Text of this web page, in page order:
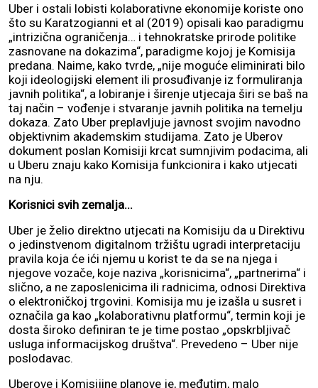
Uber i ostali lobisti kolaborativne ekonomije koriste ono
što su Karatzogianni et al (2019) opisali kao paradigmu
„intrizična ograničenja… i tehnokratske prirode politike
zasnovane na dokazima“, paradigme kojoj je Komisija
predana. Naime, kako tvrde, „nije moguće eliminirati bilo
koji ideologijski element ili prosuđivanje iz formuliranja
javnih politika“, a lobiranje i širenje utjecaja širi se baš na
taj način – vođenje i stvaranje javnih politika na temelju
dokaza. Zato Uber preplavljuje javnost svojim navodno
objektivnim akademskim studijama. Zato je Uberov
dokument poslan Komisiji krcat sumnjivim podacima, ali
u Uberu znaju kako Komisija funkcionira i kako utjecati
na nju.
Korisnici svih zemalja...
Uber je želio direktno utjecati na Komisiju da u Direktivu
o jedinstvenom digitalnom tržištu ugradi interpretaciju
pravila koja će ići njemu u korist te da se na njega i
njegove vozače, koje naziva „korisnicima“, „partnerima“ i
slično, a ne zaposlenicima ili radnicima, odnosi Direktiva
o elektroničkoj trgovini. Komisija mu je izašla u susret i
označila ga kao „kolaborativnu platformu“, termin koji je
dosta široko definiran te je time postao „opskrbljivač
usluga informacijskog društva“. Prevedeno – Uber nije
poslodavac.
Uberove i Komisijine planove je, međutim, malo